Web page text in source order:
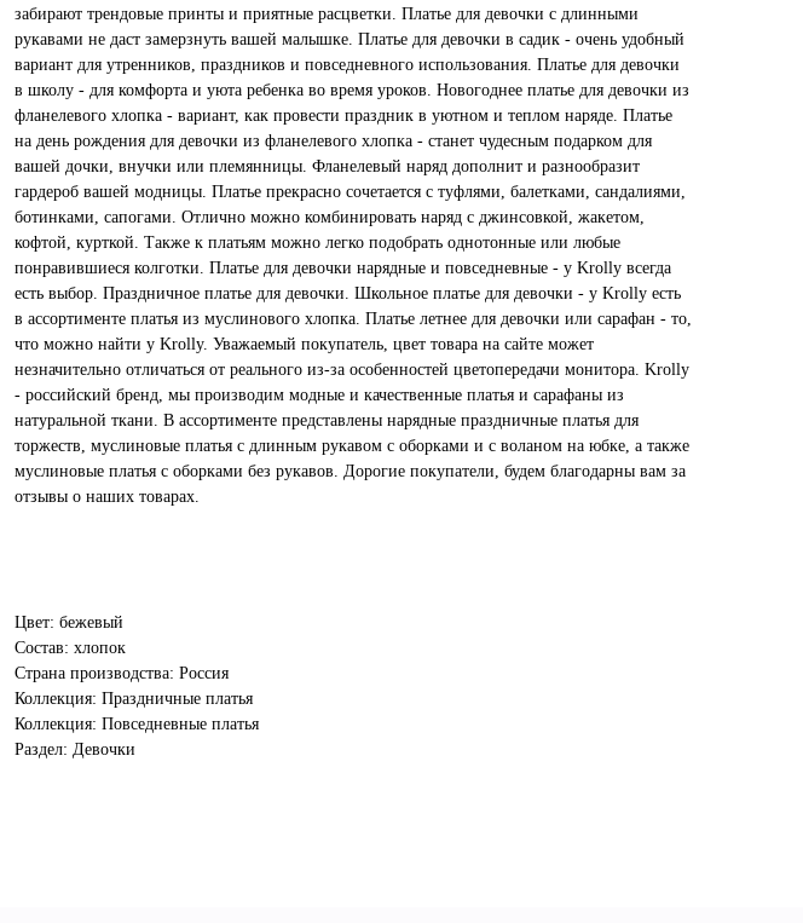
забирают трендовые принты и приятные расцветки. Платье для девочки с длинными
рукавами не даст замерзнуть вашей малышке. Платье для девочки в садик - очень удобный
вариант для утренников, праздников и повседневного использования. Платье для девочки
в школу - для комфорта и уюта ребенка во время уроков. Новогоднее платье для девочки из
фланелевого хлопка - вариант, как провести праздник в уютном и теплом наряде. Платье
на день рождения для девочки из фланелевого хлопка - станет чудесным подарком для
вашей дочки, внучки или племянницы. Фланелевый наряд дополнит и разнообразит
гардероб вашей модницы. Платье прекрасно сочетается с туфлями, балетками, сандалиями,
ботинками, сапогами. Отлично можно комбинировать наряд с джинсовкой, жакетом,
кофтой, курткой. Также к платьям можно легко подобрать однотонные или любые
понравившиеся колготки. Платье для девочки нарядные и повседневные - у Krolly всегда
есть выбор. Праздничное платье для девочки. Школьное платье для девочки - у Krolly есть
в ассортименте платья из муслинового хлопка. Платье летнее для девочки или сарафан - то,
что можно найти у Krolly. Уважаемый покупатель, цвет товара на сайте может
незначительно отличаться от реального из-за особенностей цветопередачи монитора. Krolly
- российский бренд, мы производим модные и качественные платья и сарафаны из
натуральной ткани. В ассортименте представлены нарядные праздничные платья для
торжеств, муслиновые платья с длинным рукавом с оборками и с воланом на юбке, а также
муслиновые платья с оборками без рукавов. Дорогие покупатели, будем благодарны вам за
отзывы о наших товарах.
Цвет: бежевый
Состав: хлопок
Страна производства: Россия
Коллекция: Праздничные платья
Коллекция: Повседневные платья
Раздел: Девочки